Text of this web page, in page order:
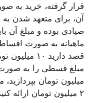
قرار گرفته، خرید به
آن، برای متعهد شدن
صیادی بوده و مبلغ آن
ماهیانه به صورت اقساط
قصد دارید
۲ میلیون تومان ارائه کنید تا ماهیانه پرداخت شوند.